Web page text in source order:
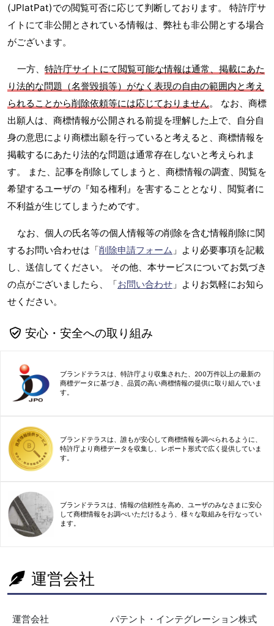
(JPlatPat)での閲覧可否に応じて判断しております。 特許庁サ
イトにて非公開とされている情報は、弊社も非公開とする場合
がございます。
一方、 特許庁サイトにて閲覧可能な情報は通常、掲載にあた
り法的な問題（名誉毀損等）がなく表現の自由の範囲内と考え
られることから削除依頼等には応じておりません。 なお、商標
出願人は、商標情報が公開される前提を理解した上で、自分自
身の意思により商標出願を行っていると考えると、商標情報を
掲載するにあたり法的な問題は通常存在しないと考えられま
す。 また、記事を削除してしまうと、商標情報の調査、閲覧を
希望するユーザの『知る権利』を害することとなり、閲覧者に
不利益が生じてしまうためです。
なお、個人の氏名等の個人情報等の削除を含む情報削除に関
するお問い合わせは「削除申請フォーム 」より必要事項を記載
し、送信してください。 その他、本サービスについてお気づき
の点がございましたら、「お問い合わせ 」よりお気軽にお知ら
せください。
安心・安全への取り組み
ブランドテラスは、特許庁より収集された、200万件以上の最新の
商標データに基づき、品質の高い商標情報の提供に取り組んでいま
す。
ブランドテラスは、誰もが安心して商標情報を調べられるように、
特許庁より商標データを収集し、レポート形式で広く提供していま
す。
ブランドテラスは、情報の信頼性を高め、ユーザのみなさまに安心
して商標情報をお調べいただけるよう、様々な取組みを行なってい
ます。
運営会社
運営会社
パテント・インテグレーション株式